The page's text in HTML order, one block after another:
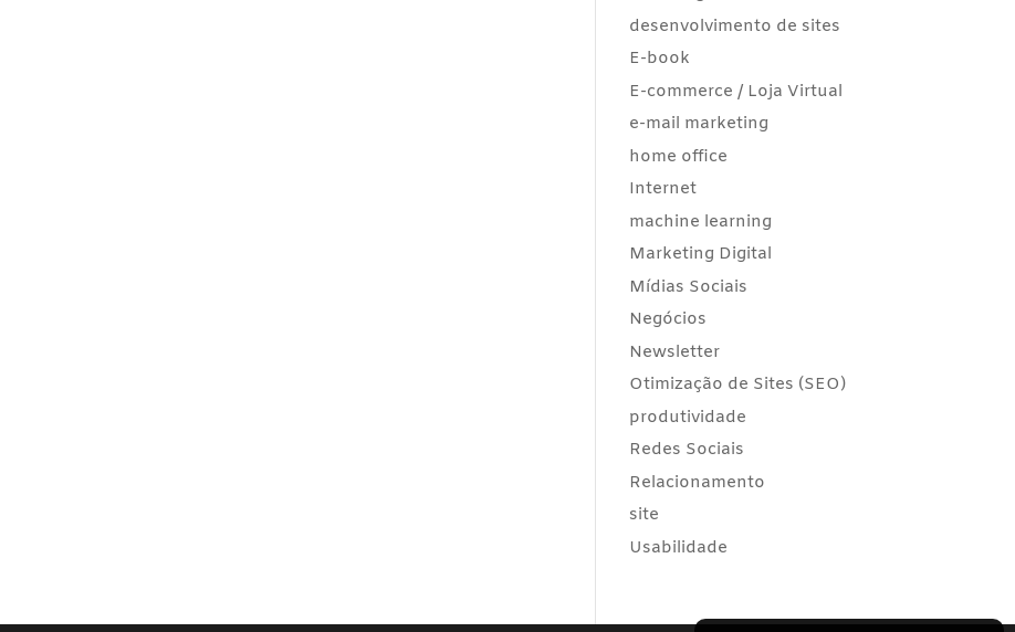
desenvolvimento de sites
E-book
E-commerce / Loja Virtual
e-mail marketing
home office
Internet
machine learning
Marketing Digital
Mídias Sociais
Negócios
Newsletter
Otimização de Sites (SEO)
produtividade
Redes Sociais
Relacionamento
site
Usabilidade